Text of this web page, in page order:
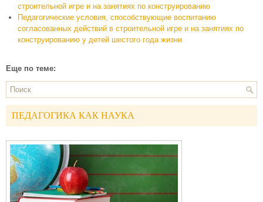
строительной игре и на занятиях по конструированию
Педагогические условия, способствующие воспитанию
согласованных действий в строительной игре и на занятиях по
конструированию у детей шестого года жизни
Еще по теме:
ПЕДАГОГИКА КАК НАУКА